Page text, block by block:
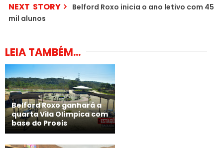
NEXT STORY
Belford Roxo inicia o ano letivo com 45
mil alunos
LEIA TAMBÉM...
Belford Roxo ganhará a
quarta Vila Olímpica com
base do Proeis